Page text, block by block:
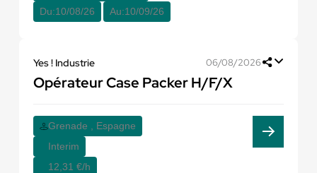
Du:10/08/26 Au:10/09/26
Yes ! Industrie 06/08/2026
Opérateur Case Packer H/F/X
Grenade , Espagne
Interim
12,31 €/h